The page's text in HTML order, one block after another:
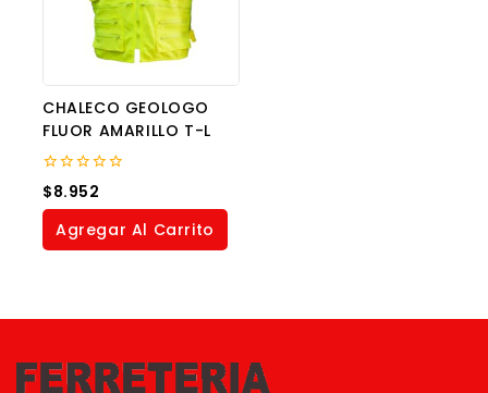
CHALECO GEOLOGO
FLUOR AMARILLO T-L
0
out
of
$8.952
Agregar Al Carrito